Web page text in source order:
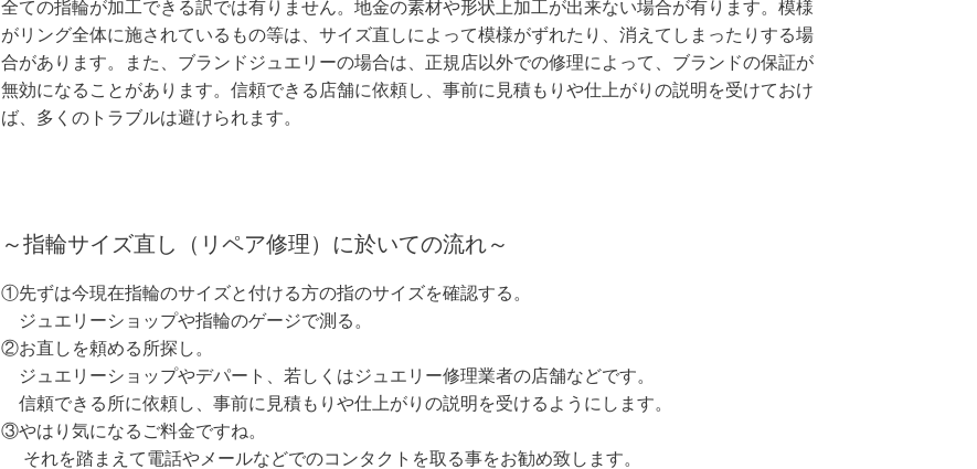
全ての指輪が加工できる訳では有りません。地金の素材や形状上加工が出来ない場合が有ります。模様
がリング全体に施されているもの等は、サイズ直しによって模様がずれたり、消えてしまったりする場
合があります。また、ブランドジュエリーの場合は、正規店以外での修理によって、ブランドの保証が
無効になることがあります。信頼できる店舗に依頼し、事前に見積もりや仕上がりの説明を受けておけ
ば、多くのトラブルは避けられます。
～指輪サイズ直し（リペア修理）に於いての流れ～
①先ずは今現在指輪のサイズと付ける方の指のサイズを確認する。
ジュエリーショップや指輪のゲージで測る。
②お直しを頼める所探し。
ジュエリーショップやデパート、若しくはジュエリー修理業者の店舗などです。
信頼できる所に依頼し、事前に見積もりや仕上がりの説明を受けるようにします。
③やはり気になるご料金ですね。
それを踏まえて電話やメールなどでのコンタクトを取る事をお勧め致します。